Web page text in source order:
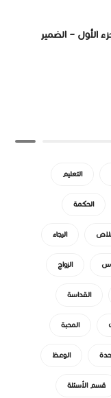
الأول – الضمير
التعليم
الحكمة
الرجاء
الزواج
القداسة
المحبة
الوعظ
قسم الأسئلة